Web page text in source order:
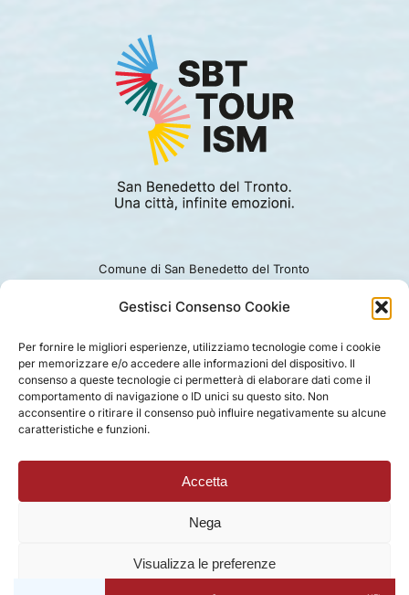
Gestisci Consenso Cookie
Per fornire le migliori esperienze, utilizziamo tecnologie come i cookie
per memorizzare e/o accedere alle informazioni del dispositivo. Il
consenso a queste tecnologie ci permetterà di elaborare dati come il
comportamento di navigazione o ID unici su questo sito. Non
acconsentire o ritirare il consenso può influire negativamente su alcune
caratteristiche e funzioni.
Accetta
Nega
Visualizza le preferenze
Comune di San Benedetto del Tronto
Ufficio turismo: 0735.794229
PRIVACY |COOKIE | LEGAL |DISCLAIMER